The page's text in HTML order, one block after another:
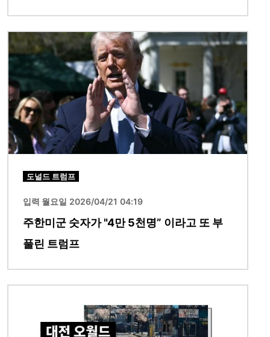
이미지
도널드 트럼프
입력 월요일 2026/04/21 04:19
주한미군 숫자가 "4만 5천명” 이라고 또 부
풀린 트럼프